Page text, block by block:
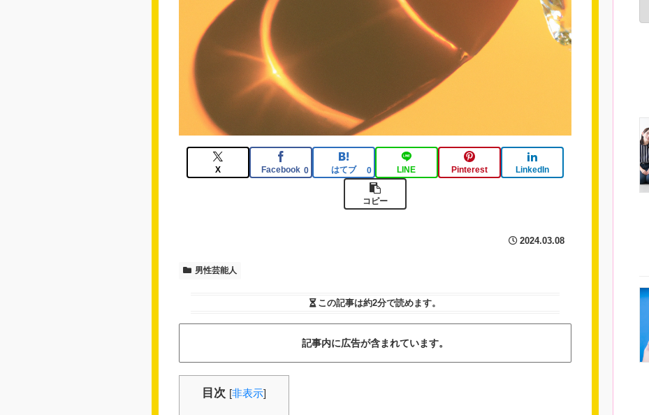
X Facebook 0 はてブ 0 LINE Pinterest LinkedIn
コピー
2024.03.08
男性芸能人
この記事は約2分で読めます。
記事内に広告が含まれています。
目次 [非表示]